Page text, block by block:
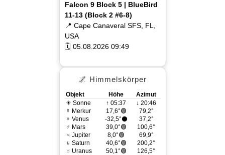
Falcon 9 Block 5 | BlueBird
11-13 (Block 2 #6-8)
📍 Cape Canaveral SFS, FL,
USA
🗓 05.08.2026 09:49
🌌 Himmelskörper
Objekt Höhe
Azimut
☀ Sonne
↑ 05:37
↓ 20:46
☿ Merkur
17,6°🟢
79,2°
♀ Venus
-32,5°⚫
37,2°
♂ Mars
39,0°🟢
100,6°
♃ Jupiter
8,0°🟢
69,9°
♄ Saturn
40,6°🟢
200,2°
♅ Uranus
50,1°🟢
126,5°